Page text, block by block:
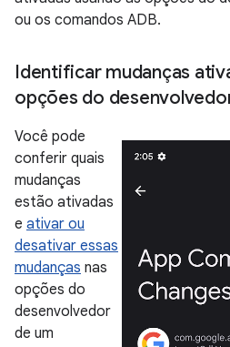
ou os comandos ADB.
Identificar mudanças
opções do
Você pode
conferir quais
mudanças
estão ativadas
e ativar ou
desativar essas
mudanças nas
opções do
desenvolvedor
de um